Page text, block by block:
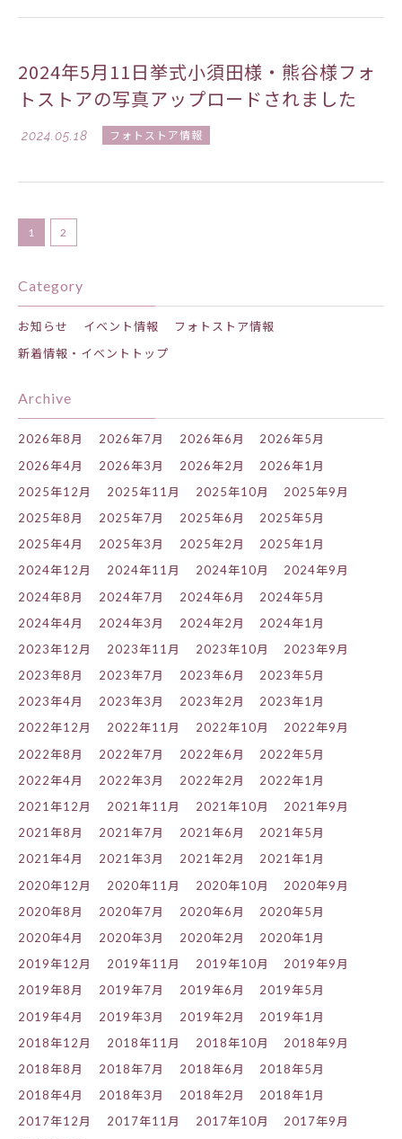
2024年5月11日挙式小須田様・熊谷様フォ
トストアの写真アップロードされました
2024.05.18 フォトストア情報
1 2
Category
お知らせ イベント情報
フォトストア情報
新着情報・イベントトップ
Archive
2026年8月 2026年7月 2026年6月
2026年5月
2026年4月
2026年3月 2026年2月
2026年1月
2025年12月
2025年11月 2025年10月
2025年9月
2025年8月
2025年7月 2025年6月
2025年5月
2025年4月
2025年3月 2025年2月
2025年1月
2024年12月
2024年11月 2024年10月
2024年9月
2024年8月
2024年7月 2024年6月
2024年5月
2024年4月
2024年3月 2024年2月
2024年1月
2023年12月
2023年11月 2023年10月
2023年9月
2023年8月
2023年7月 2023年6月
2023年5月
2023年4月
2023年3月 2023年2月
2023年1月
2022年12月
2022年11月 2022年10月
2022年9月
2022年8月
2022年7月 2022年6月
2022年5月
2022年4月
2022年3月 2022年2月
2022年1月
2021年12月
2021年11月 2021年10月
2021年9月
2021年8月
2021年7月 2021年6月
2021年5月
2021年4月
2021年3月 2021年2月
2021年1月
2020年12月
2020年11月 2020年10月
2020年9月
2020年8月
2020年7月 2020年6月
2020年5月
2020年4月
2020年3月 2020年2月
2020年1月
2019年12月
2019年11月 2019年10月
2019年9月
2019年8月
2019年7月 2019年6月
2019年5月
2019年4月
2019年3月 2019年2月
2019年1月
2018年12月
2018年11月 2018年10月
2018年9月
2018年8月
2018年7月 2018年6月
2018年5月
2018年4月
2018年3月 2018年2月
2018年1月
2017年12月
2017年11月 2017年10月
2017年9月